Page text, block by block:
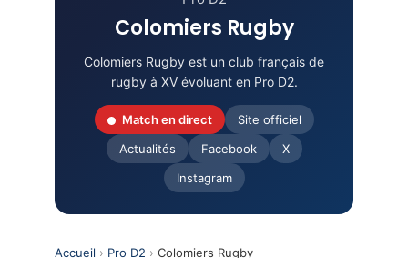
Colomiers Rugby
Colomiers Rugby est un club français de
rugby à XV évoluant en Pro D2.
Match en direct
Site officiel
Actualités
Facebook
X
Instagram
Accueil › Pro D2 › Colomiers Rugby